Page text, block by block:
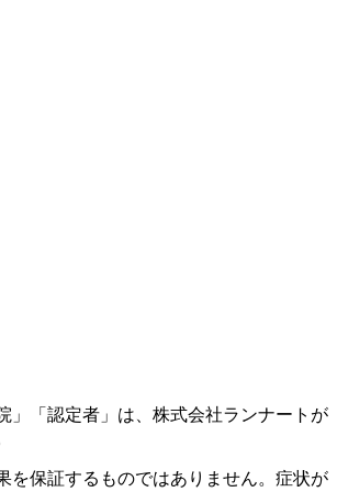
」「認定者」は、株式会社ランナートが
を保証するものではありません。症状が